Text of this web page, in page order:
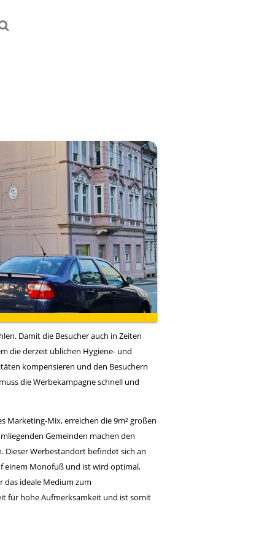
Damit die Besucher auch in Zeiten
die derzeit üblichen Hygiene- und
kompensieren und den Besuchern
die Werbekampagne schnell und
Marketing-Mix, erreichen die 9m² großen
Gemeinden machen den
Dieser Werbestandort befindet sich an
einem Monofuß und ist wird optimal,
das ideale Medium zum
für hohe Aufmerksamkeit und ist somit